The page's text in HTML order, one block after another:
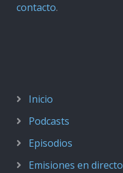
contacto.
Inicio
Podcasts
Episodios
Emisiones en directo